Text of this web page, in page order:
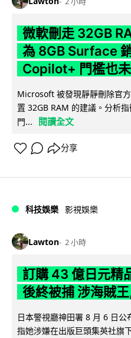
微軟刪走 32GB
為 8GB Surface
Copilot+ 門檻也未
Microsoft 被發現靜靜刪除官
置 32GB RAM 的建議。分析
門...
閱讀全文
分享
科技娛樂 影視娛樂
Lawton 2 小時
訂購 43 億日元精
後終被捕 涉海賊
日本警視廳神田署 8 月 6 日公
指她涉嫌在出版巨頭集英社旗